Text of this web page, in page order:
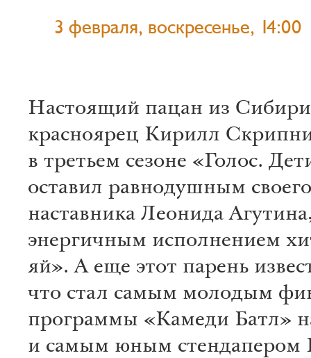
3 февраля, воскресенье, 14:00
Настоящий пацан из
красноярец Кирилл
в третьем сезоне «Голос.
оставил равнодушным своего
наставника Леонида
энергичным исполнением
яй». А еще этот парень
что стал самым молодым
программы «Камеди Батл»
и самым юным стендапером